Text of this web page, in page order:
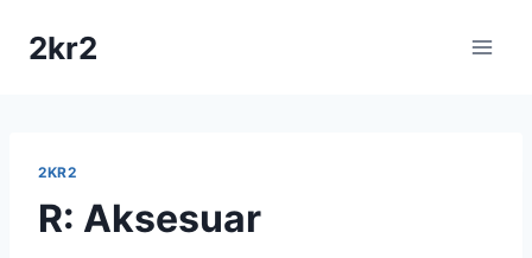
2kr2
2KR2
R: Aksesuar